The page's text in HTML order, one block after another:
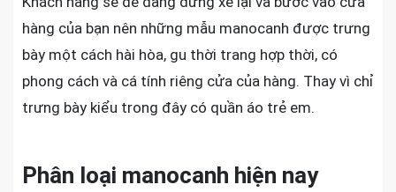
hàng của bạn nên những mẫu manocanh được trưng
bày một cách hài hòa, gu thời trang hợp thời, có
phong cách và cá tính riêng cửa của hàng. Thay vì chỉ
trưng bày kiểu trong đây có quần áo trẻ em.
Phân loại manocanh hiện nay